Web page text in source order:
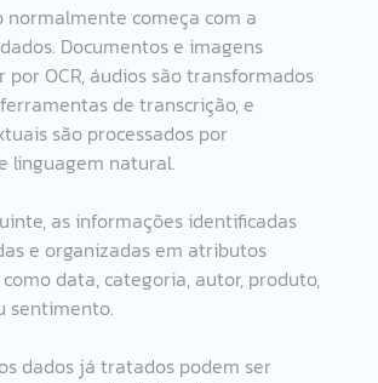
normalmente começa com a
Documentos e imagens
por OCR, áudios são transformados
de transcrição, e
são processados por
linguagem natural.
as informações identificadas
e organizadas em atributos
data, categoria, autor, produto,
sentimento.
dados já tratados podem ser